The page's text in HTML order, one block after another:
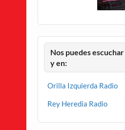
Nos puedes
y en:
Orilla Izquierda Radio
Rey Heredia Radio